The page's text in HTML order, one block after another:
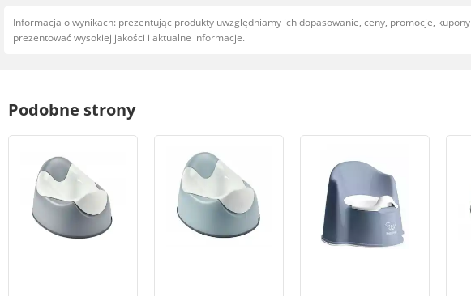
Informacja o wynikach: prezentując produkty uwzględniamy ich dopasowanie, ceny, promocje,
prezentować wysokiej jakości i aktualne informacje.
Podobne strony